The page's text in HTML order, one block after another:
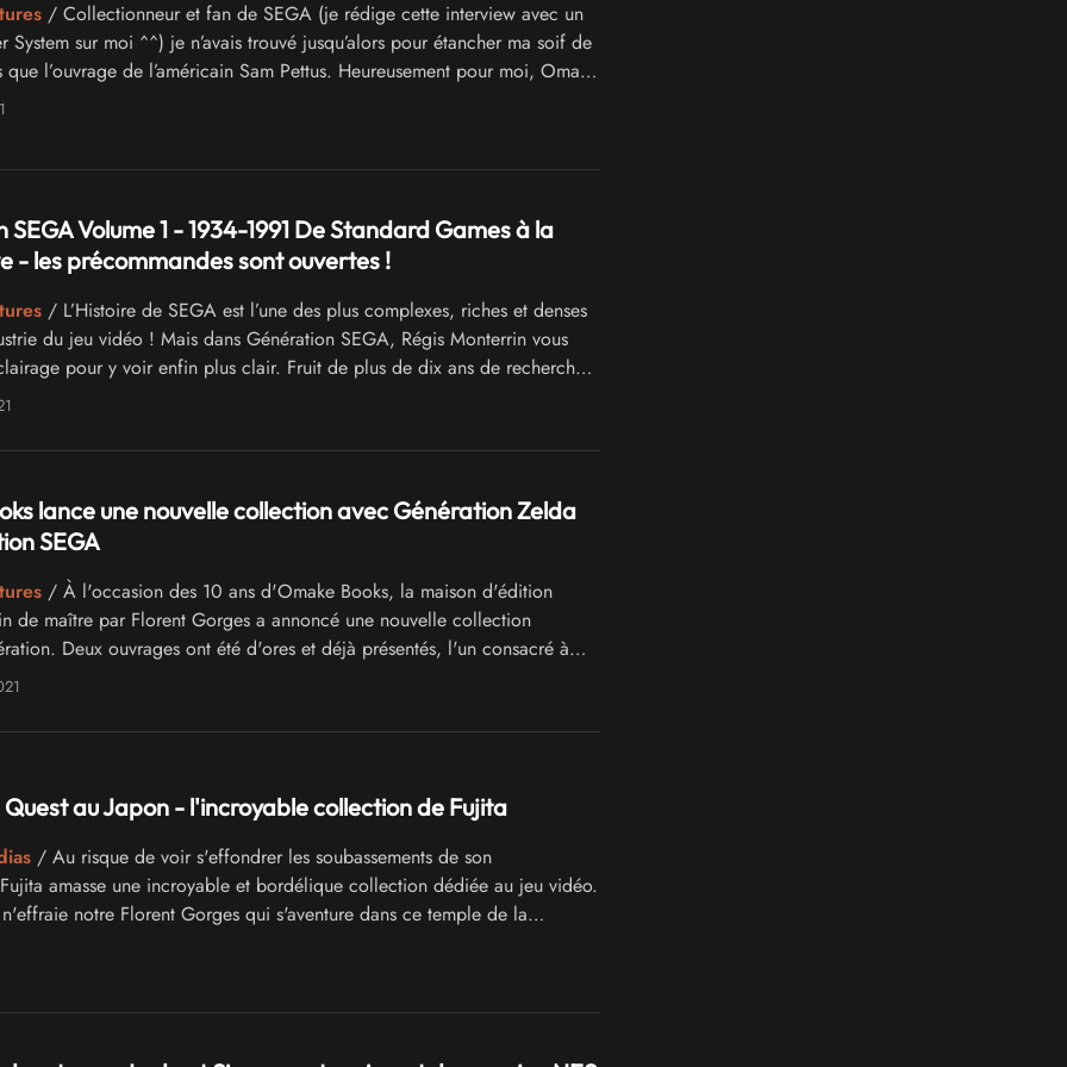
/ Collectionneur et fan de SEGA (je rédige cette interview avec un
System sur moi ^^) je n’avais trouvé jusqu’alors pour étancher ma soif de
que l’ouvrage de l’américain Sam Pettus. Heureusement pour moi, Omaké
GENERATION SEGA qui va nous permettre en français dans le
dans la grande aventure SEGA avec un maximum d’informations
Volume 1 - 1934-1991 De Standard Games à la
- les précommandes sont ouvertes !
/ L’Histoire de SEGA est l’une des plus complexes, riches et denses
du jeu vidéo ! Mais dans Génération SEGA, Régis Monterrin vous
pour y voir enfin plus clair. Fruit de plus de dix ans de recherches
cet ouvrage vous fera voyager entre New York, Hawaï, Tokyo,
la firme s’est imposée en France, grâce à de nombreux entretiens
acteurs de l’époque.
lance une nouvelle collection avec Génération Zelda
SEGA
/ À l'occasion des 10 ans d'Omake Books, la maison d'édition
de maître par Florent Gorges a annoncé une nouvelle collection
Deux ouvrages ont été d'ores et déjà présentés, l'un consacré à
à SEGA.
au Japon - l'incroyable collection de Fujita
/ Au risque de voir s'effondrer les soubassements de son
amasse une incroyable et bordélique collection dédiée au jeu vidéo.
notre Florent Gorges qui s'aventure dans ce temple de la
courage !